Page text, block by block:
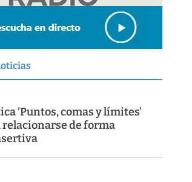
‘Puntos, comas y límites’
de forma